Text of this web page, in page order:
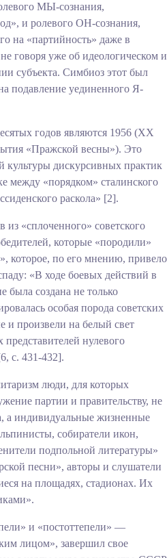
МЫ-сознания,
и ролевого ОН-сознания,
на «партийность» даже в
не говоря уже об идеологическом и
субъекта. Симбиоз этот был
подавление уединенного Я-
годов являются 1956 (XX
«Пражской весны»). Это
культуры дискурсивных практик
между «порядком» сталинского
раскола» [2].
«сплоченного» советского
которые «породили»
которое, по его мнению, привело
«В ходе боевых действий в
была создана не только
особая порода советских
и произвели на белый свет
нулевого
с. 431-432].
люди, для которых
партии и правительству, не
а индивидуальные жизненные
собиратели икон,
подпольной литературы»
песни», авторы и слушатели
на площадях, стадионах. Их
и «постоттепели» —
лицом», завершил свое